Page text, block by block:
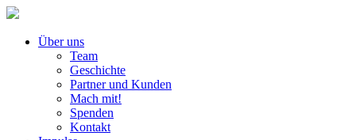
Über uns
Team
Geschichte
Partner und Kunden
Mach mit!
Spenden
Kontakt